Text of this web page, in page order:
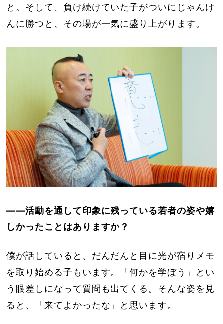
と。そして、負け続けていた子がついにじゃんけ
んに勝つと、その場が一気に盛り上がります。
――活動を通して印象に残っている若者の姿や嬉
しかったことはありますか？
僕が話していると、だんだんと目に光が宿りメモ
を取り始める子もいます。「何かを学ぼう」とい
う眼差しになって質問も出てくる。そんな姿を見
ると、「来てよかったな」と思います。